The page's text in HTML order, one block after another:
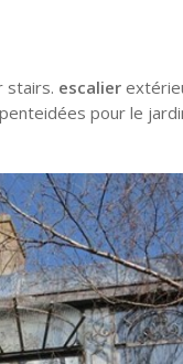
stairs. escalier
pour le